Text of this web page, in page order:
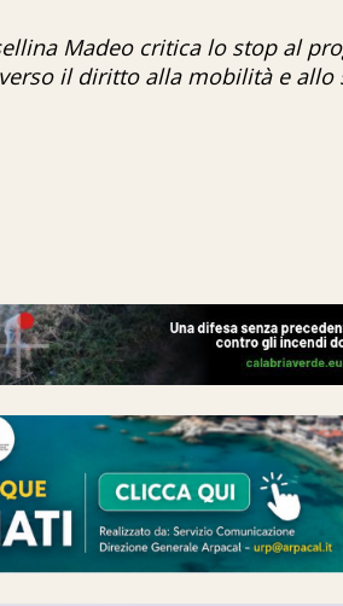
Madeo critica lo stop al
il diritto alla mobilità e allo